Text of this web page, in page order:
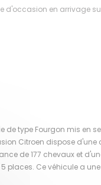
d'occasion en arrivage
type Fourgon mis en
Citroen dispose d'une
de 177 chevaux et
places. Ce véhicule a